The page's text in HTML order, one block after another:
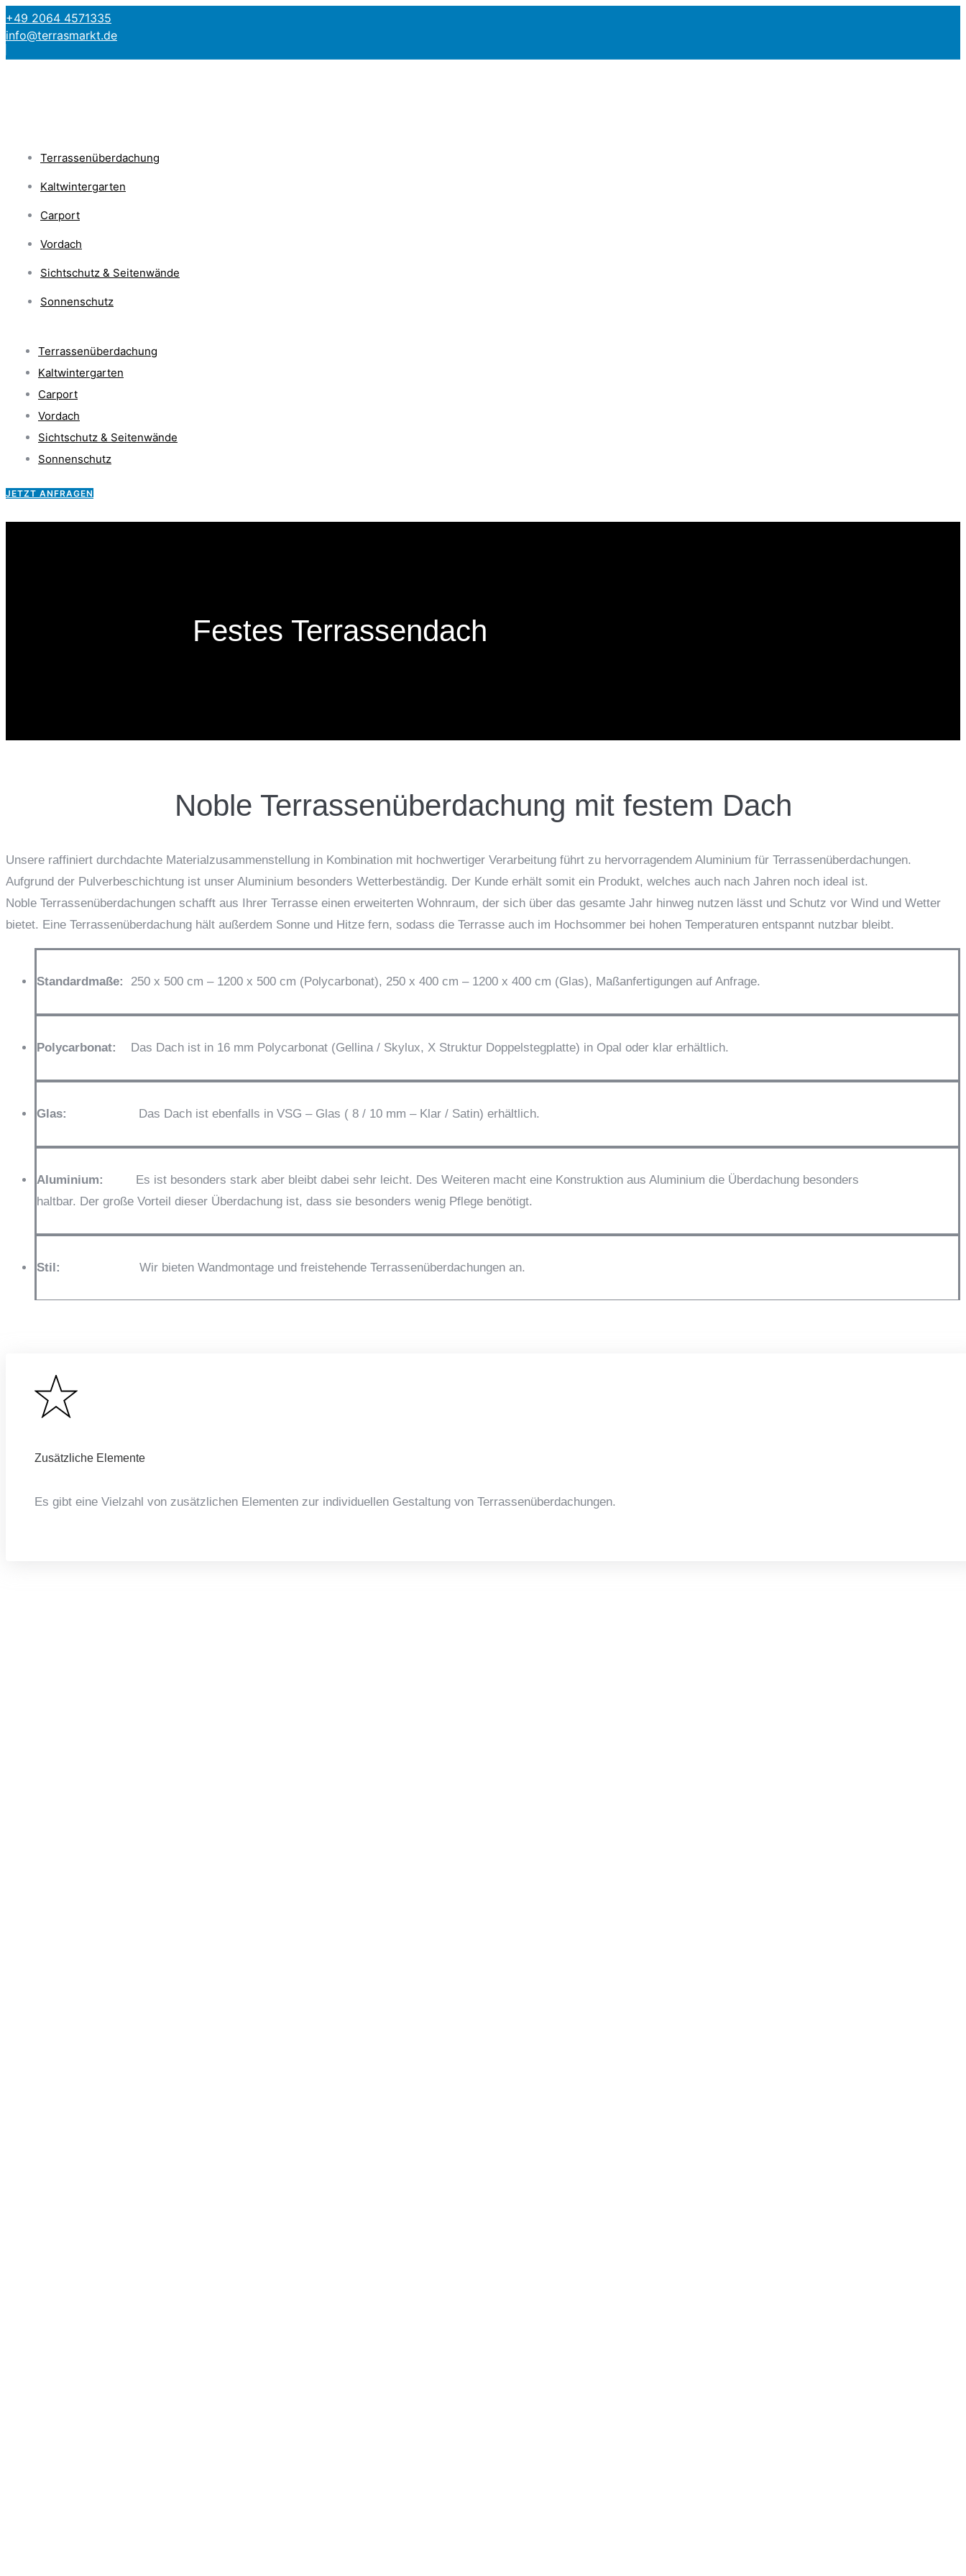
+49 2064 4571335
info@terrasmarkt.de
Terrassenüberdachung
Kaltwintergarten
Carport
Vordach
Sichtschutz & Seitenwände
Sonnenschutz
Terrassenüberdachung
Kaltwintergarten
Carport
Vordach
Sichtschutz & Seitenwände
Sonnenschutz
JETZT ANFRAGEN
Festes Terrassendach
Noble Terrassenüberdachung mit festem Dach
Unsere raffiniert durchdachte Materialzusammenstellung in Kombination mit hochwertiger Verarbeitung führt zu hervorragendem Aluminium für Terrassenüberdachungen.
Aufgrund der Pulverbeschichtung ist unser Aluminium besonders Wetterbeständig. Der Kunde erhält somit ein Produkt, welches auch nach Jahren noch ideal ist.
Noble Terrassenüberdachungen schafft aus Ihrer Terrasse einen erweiterten Wohnraum, der sich über das gesamte Jahr hinweg nutzen lässt und Schutz vor Wind und Wetter
bietet. Eine Terrassenüberdachung hält außerdem Sonne und Hitze fern, sodass die Terrasse auch im Hochsommer bei hohen Temperaturen entspannt nutzbar bleibt.
Standardmaße: 250 x 500 cm – 1200 x 500 cm (Polycarbonat), 250 x 400 cm – 1200 x 400 cm (Glas), Maßanfertigungen auf Anfrage.
Polycarbonat: Das Dach ist in 16 mm Polycarbonat (Gellina / Skylux, X Struktur Doppelstegplatte) in Opal oder klar erhältlich.
Glas: Das Dach ist ebenfalls in VSG – Glas ( 8 / 10 mm – Klar / Satin) erhältlich.
Aluminium:
Es ist besonders stark aber bleibt dabei sehr leicht. Des Weiteren macht eine Konstruktion aus Aluminium die Überdachung besonders
haltbar. Der große Vorteil dieser Überdachung ist, dass sie besonders wenig Pflege benötigt.
Stil: Wir bieten Wandmontage und freistehende Terrassenüberdachungen an.
Zusätzliche Elemente
Es gibt eine Vielzahl von zusätzlichen Elementen zur individuellen Gestaltung von Terrassenüberdachungen.